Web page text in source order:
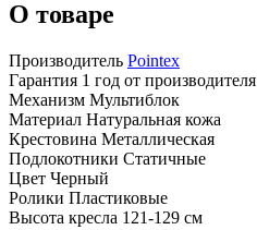
О товаре
Производитель Pointex
Гарантия 1 год от производителя
Механизм Мультиблок
Материал Натуральная кожа
Крестовина Металлическая
Подлокотники Статичные
Цвет Черный
Ролики Пластиковые
Высота кресла 121-129 см